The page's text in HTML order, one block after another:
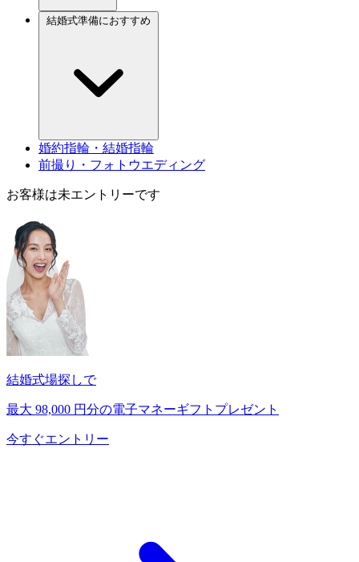
婚約指輪・結婚指輪
前撮り・フォトウエディング
お客様は未エントリーです
結婚式場探しで
最大 98,000 円分の電子マネーギフトプレゼント
今すぐエントリー